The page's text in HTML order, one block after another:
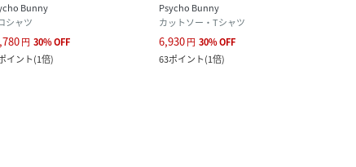
Bunny
シャツ
円 30%OFF
イント(1倍)
Psycho Bunny
カットソー・Tシャツ
6,930円 30%OFF
63ポイント(1倍)